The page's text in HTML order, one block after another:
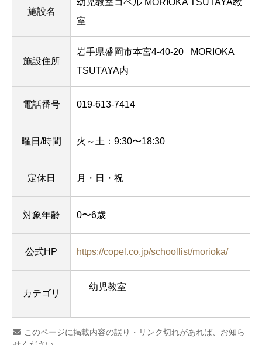
施設名
室
施設住所
岩手県盛岡市本宮4-40-20
MORIOKA
TSUTAYA内
電話番号 019-613-7414
曜日/時間 火～土：9:30〜18:30
定休日 月・日・祝
対象年齢 0〜6歳
公式HP https://copel.co.jp/schoollist/morioka/
カテゴリ
幼児教室
このページに掲載内容の誤り・リンク切れがあれば、お知ら